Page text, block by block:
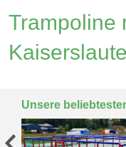
Trampoline
Unsere